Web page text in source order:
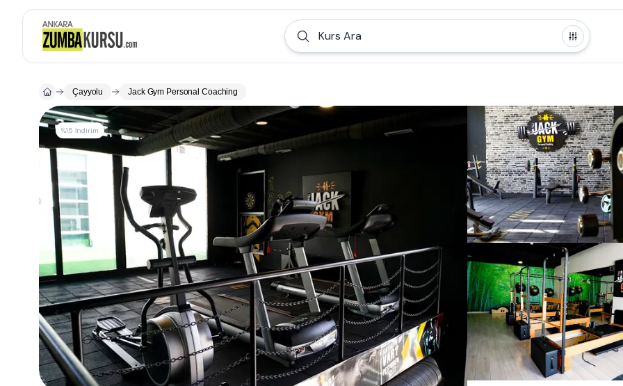
Kurs Ara
Çayyolu Jack Gym Personal Coaching
%15 İndirim